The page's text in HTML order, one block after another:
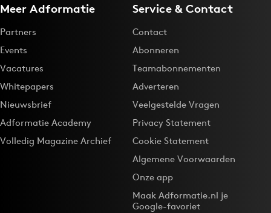
Meer Adformatie
Partners
Events
Vacatures
Whitepapers
Nieuwsbrief
Adformatie Academy
Volledig Magazine Archief
Service & Contact
Contact
Abonneren
Teamabonnementen
Adverteren
Veelgestelde Vragen
Privacy Statement
Cookie Statement
Algemene Voorwaarden
Onze app
Maak Adformatie.nl je
Google-favoriet